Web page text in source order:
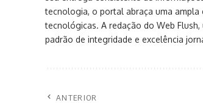
tecnologia, o portal abraça uma
tecnológicas. A redação do Web
padrão de integridade e excelência
ANTERIOR